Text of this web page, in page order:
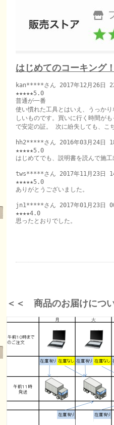
はじめてのコーキング
kan*****さん 2017年12月26日
★★★★★5.0
普通が一番
使い慣れた工具とはいえ、うっか
しいものです。買いに行く時間が
で安定の証。 次に紛失しても、こ
hh2*****さん 2016年03月24日
★★★★★5.0
はじめてでも、説明書を読んで施工
tws*****さん 2017年11月23日 14
★★★★★5.0
ありがとうございました。
jn1*****さん 2017年01月23日 00
★★★★4.0
思ったとおりでした。
＜＜ 商品のお届けにつ